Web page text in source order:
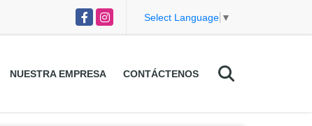
FacebookInstagram Select Language ▼
NUESTRA EMPRESA CONTÁCTENOS